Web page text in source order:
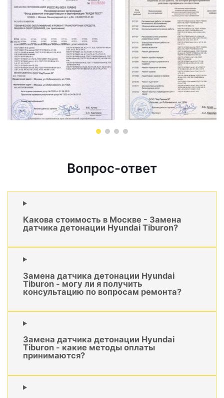
Вопрос-ответ
Какова стоимость в Москве - Замена
датчика детонации Hyundai Tiburon?
Замена датчика детонации Hyundai
Tiburon - могу ли я получить
консультацию по вопросам ремонта?
Замена датчика детонации Hyundai
Tiburon - какие методы оплаты
принимаются?